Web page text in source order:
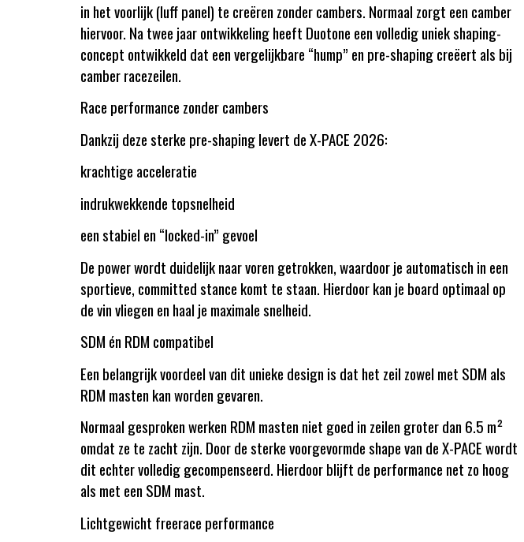
in het voorlijk (luff panel) te creëren zonder cambers. Normaal zorgt een camber
hiervoor. Na twee jaar ontwikkeling heeft Duotone een volledig uniek shaping-
concept ontwikkeld dat een vergelijkbare “hump” en pre-shaping creëert als bij
camber racezeilen.
Race performance zonder cambers
Dankzij deze sterke pre-shaping levert de X-PACE 2026:
krachtige acceleratie
indrukwekkende topsnelheid
een stabiel en “locked-in” gevoel
De power wordt duidelijk naar voren getrokken, waardoor je automatisch in een
sportieve, committed stance komt te staan. Hierdoor kan je board optimaal op
de vin vliegen en haal je maximale snelheid.
SDM én RDM compatibel
Een belangrijk voordeel van dit unieke design is dat het zeil zowel met SDM als
RDM masten kan worden gevaren.
Normaal gesproken werken RDM masten niet goed in zeilen groter dan 6.5 m²
omdat ze te zacht zijn. Door de sterke voorgevormde shape van de X-PACE wordt
dit echter volledig gecompenseerd. Hierdoor blijft de performance net zo hoog
als met een SDM mast.
Lichtgewicht freerace performance